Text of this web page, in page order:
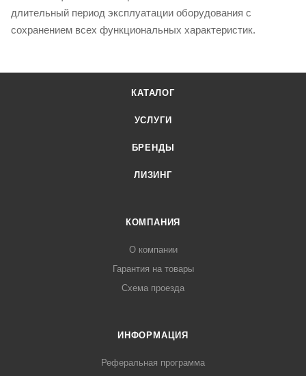
длительный период эксплуатации оборудования с
сохранением всех функциональных характеристик.
КАТАЛОГ
УСЛУГИ
БРЕНДЫ
ЛИЗИНГ
КОМПАНИЯ
О компании
Гарантия на товары
Схема проезда
ИНФОРМАЦИЯ
Реферальная программа